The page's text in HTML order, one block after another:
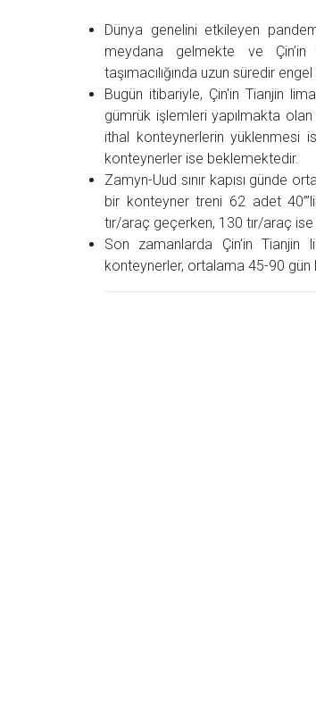
Dünya genelini etkileyen
meydana gelmekte ve Çin’in
taşımacılığında uzun süredir
Bugün itibariyle, Çin'in Tianjin
gümrük işlemleri yapılmakta olan
ithal konteynerlerin yüklenmesi
konteynerler ise beklemektedir.
Zamyn-Uud sınır kapısı günde
bir konteyner treni 62 adet
tır/araç geçerken, 130 tır/araç ise
Son zamanlarda Çin'in Tianjin
konteynerler, ortalama 45-90